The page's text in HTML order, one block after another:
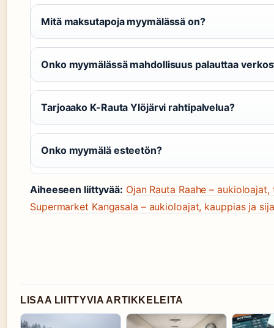
Mitä maksutapoja myymälässä on?
Onko myymälässä mahdollisuus palauttaa
Tarjoaako K-Rauta Ylöjärvi rahtipalvelua?
Onko myymälä esteetön?
Aiheeseen liittyvää: Ojan Rauta Raahe –
Supermarket Kangasala – aukioloajat, kauppias ja
LISAA LIITTYVIA ARTIKKELEITA